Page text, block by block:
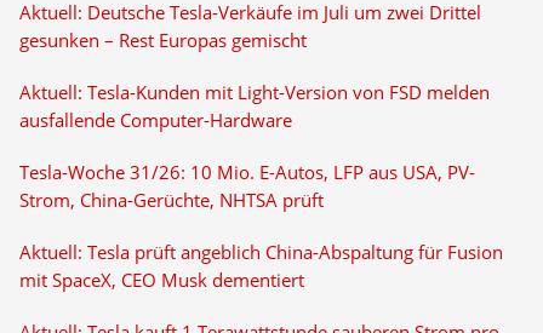
Aktuell: Deutsche Tesla-Verkäufe im Juli um zwei Drittel
gesunken – Rest Europas gemischt
Aktuell: Tesla-Kunden mit Light-Version von FSD melden
ausfallende Computer-Hardware
Tesla-Woche 31/26: 10 Mio. E-Autos, LFP aus USA, PV-
Strom, China-Gerüchte, NHTSA prüft
Aktuell: Tesla prüft angeblich China-Abspaltung für Fusion
mit SpaceX, CEO Musk dementiert